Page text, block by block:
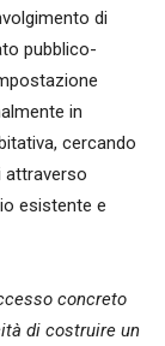
di
pubblico-
in
cercando
attraverso
esistente e
concreto
di costruire un